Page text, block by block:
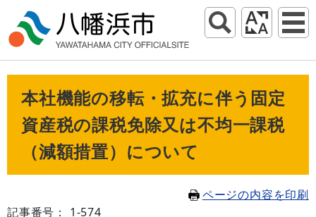
本社機能の移転・拡充に伴う固定
資産税の課税免除又は不均一課税
（減額措置）について
ページの内容を印刷
記事番号： 1-574